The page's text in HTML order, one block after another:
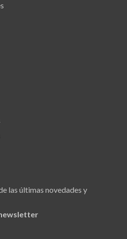
las últimas novedades y